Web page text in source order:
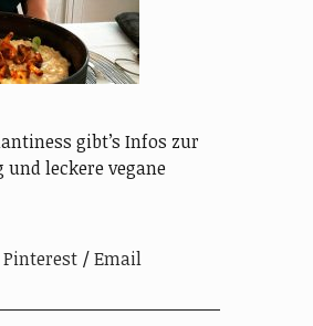
gibt’s Infos zur
leckere vegane
Pinterest Email